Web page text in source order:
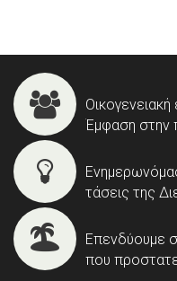
Έμφαση στην
τάσεις της
Επενδύουμε
που